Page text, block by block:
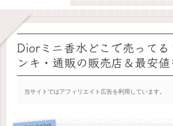
Diorミニ香水どこで売ってる
ンキ・通販の販売店＆最安値
当サイトではアフィリエイト広告を利用しています。